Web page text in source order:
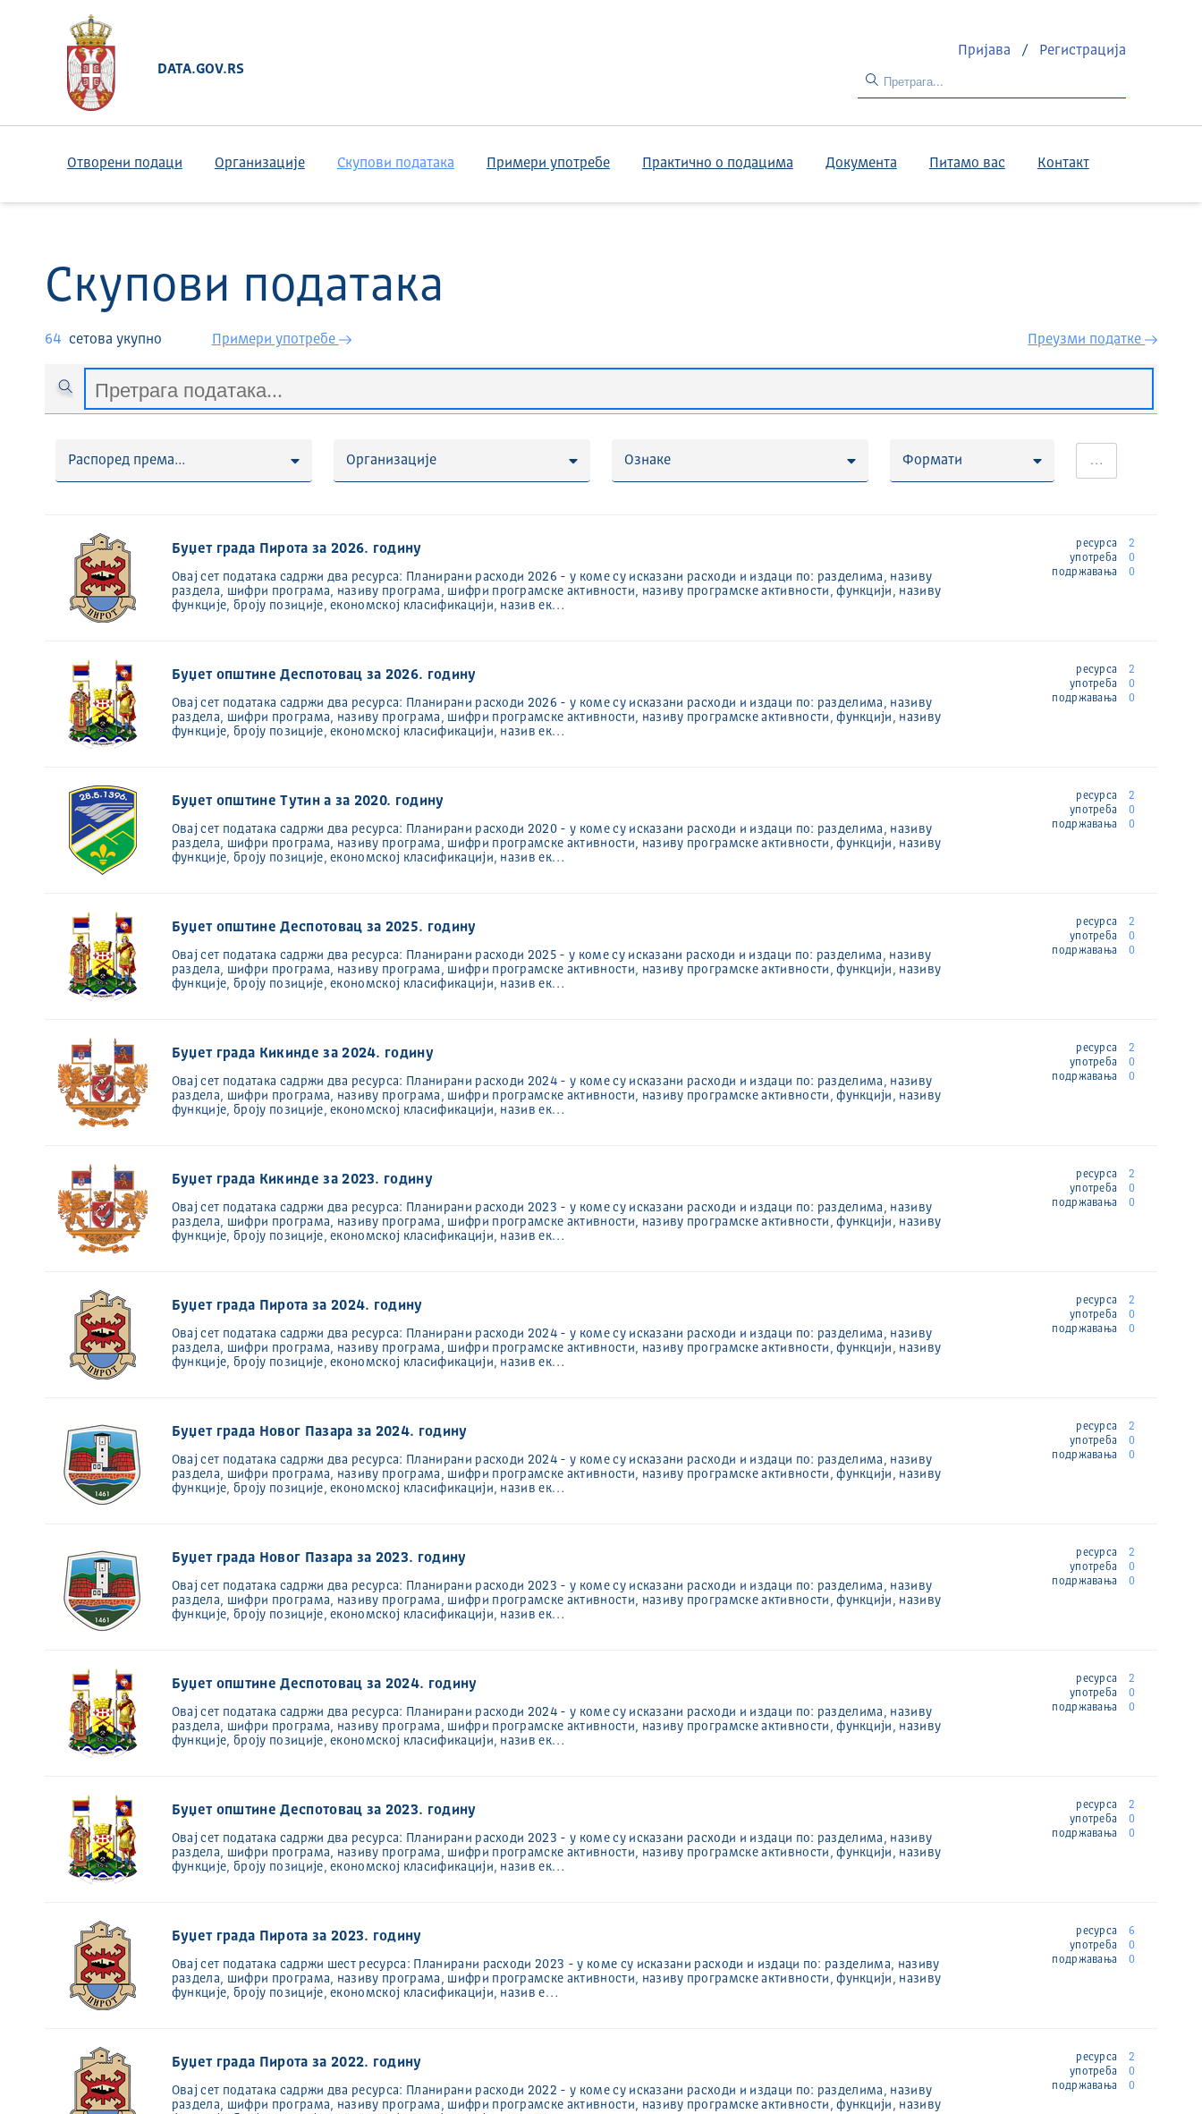
DATA.GOV.RS
Пријава / Регистрација
Отворени подаци Организације Скупови података Примери употребе Практично о подацима Документа Питамо вас Контакт
Скупови података
64 сетова укупно Примери употребе Преузми податкe
Распоред према... Организације Ознаке Формати …
Буџет града Пирота за 2026. годину
Овај сет података садржи два ресурса: Планирани расходи 2026 - у коме су исказани расходи и издаци по: разделима, називу
раздела, шифри програма, називу програма, шифри програмске активности, називу програмске активности, функцији, називу
функције, броју позиције, економској класификацији, назив ек…
ресурса
2
употреба
0
подржавања
0
Буџет општине Деспотовац за 2026. годину
Oвај сет података садржи два ресурса: Планирани расходи 2026 - у коме су исказани расходи и издаци по: разделима, називу
раздела, шифри програма, називу програма, шифри програмске активности, називу програмске активности, функцији, називу
функције, броју позиције, економској класификацији, назив ек…
ресурса
2
употреба
0
подржавања
0
Буџет општине Тутин а за 2020. годину
Овај сет података садржи два ресурса: Планирани расходи 2020 - у коме су исказани расходи и издаци по: разделима, називу
раздела, шифри програма, називу програма, шифри програмске активности, називу програмске активности, функцији, називу
функције, броју позиције, економској класификацији, назив ек…
ресурса
2
употреба
0
подржавања
0
Буџет општине Деспотовац за 2025. годину
Oвај сет података садржи два ресурса: Планирани расходи 2025 - у коме су исказани расходи и издаци по: разделима, називу
раздела, шифри програма, називу програма, шифри програмске активности, називу програмске активности, функцији, називу
функције, броју позиције, економској класификацији, назив ек…
ресурса
2
употреба
0
подржавања
0
Буџет града Кикинде за 2024. годину
Овај сет података садржи два ресурса: Планирани расходи 2024 - у коме су исказани расходи и издаци по: разделима, називу
раздела, шифри програма, називу програма, шифри програмске активности, називу програмске активности, функцији, називу
функције, броју позиције, економској класификацији, назив ек…
ресурса
2
употреба
0
подржавања
0
Буџет града Кикинде за 2023. годину
Овај сет података садржи два ресурса: Планирани расходи 2023 - у коме су исказани расходи и издаци по: разделима, називу
раздела, шифри програма, називу програма, шифри програмске активности, називу програмске активности, функцији, називу
функције, броју позиције, економској класификацији, назив ек…
ресурса
2
употреба
0
подржавања
0
Буџет града Пирота за 2024. годину
Овај сет података садржи два ресурса: Планирани расходи 2024 - у коме су исказани расходи и издаци по: разделима, називу
раздела, шифри програма, називу програма, шифри програмске активности, називу програмске активности, функцији, називу
функције, броју позиције, економској класификацији, назив ек…
ресурса
2
употреба
0
подржавања
0
Буџет града Новог Пазара за 2024. годину
Oвај сет података садржи два ресурса: Планирани расходи 2024 - у коме су исказани расходи и издаци по: разделима, називу
раздела, шифри програма, називу програма, шифри програмске активности, називу програмске активности, функцији, називу
функције, броју позиције, економској класификацији, назив ек…
ресурса
2
употреба
0
подржавања
0
Буџет града Новог Пазара за 2023. годину
Овај сет података садржи два ресурса: Планирани расходи 2023 - у коме су исказани расходи и издаци по: разделима, називу
раздела, шифри програма, називу програма, шифри програмске активности, називу програмске активности, функцији, називу
функције, броју позиције, економској класификацији, назив ек…
ресурса
2
употреба
0
подржавања
0
Буџет општине Деспотовац за 2024. годину
Oвај сет података садржи два ресурса: Планирани расходи 2024 - у коме су исказани расходи и издаци по: разделима, називу
раздела, шифри програма, називу програма, шифри програмске активности, називу програмске активности, функцији, називу
функције, броју позиције, економској класификацији, назив ек…
ресурса
2
употреба
0
подржавања
0
Буџет општине Деспотовац за 2023. годину
Oвај сет података садржи два ресурса: Планирани расходи 2023 - у коме су исказани расходи и издаци по: разделима, називу
раздела, шифри програма, називу програма, шифри програмске активности, називу програмске активности, функцији, називу
функције, броју позиције, економској класификацији, назив ек…
ресурса
2
употреба
0
подржавања
0
Буџет града Пирота за 2023. годину
Овај сет података садржи шест ресурса: Планирани расходи 2023 - у коме су исказани расходи и издаци по: разделима, називу
раздела, шифри програма, називу програма, шифри програмске активности, називу програмске активности, функцији, називу
функције, броју позиције, економској класификацији, назив е…
ресурса
6
употреба
0
подржавања
0
Буџет града Пирота за 2022. годину
Овај сет података садржи два ресурса: Планирани расходи 2022 - у коме су исказани расходи и издаци по: разделима, називу
раздела, шифри програма, називу програма, шифри програмске активности, називу програмске активности, функцији, називу
ресурса
2
употреба
0
подржавања
0